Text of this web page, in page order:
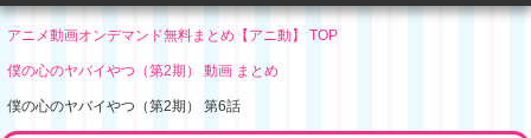
アニメ動画オンデマンド無料まとめ【アニ動】 TOP
僕の心のヤバイやつ（第2期） 動画 まとめ
僕の心のヤバイやつ（第2期） 第6話